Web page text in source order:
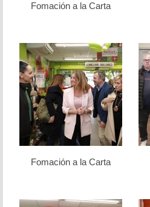
Fomación a la Carta
Fomación a la Carta